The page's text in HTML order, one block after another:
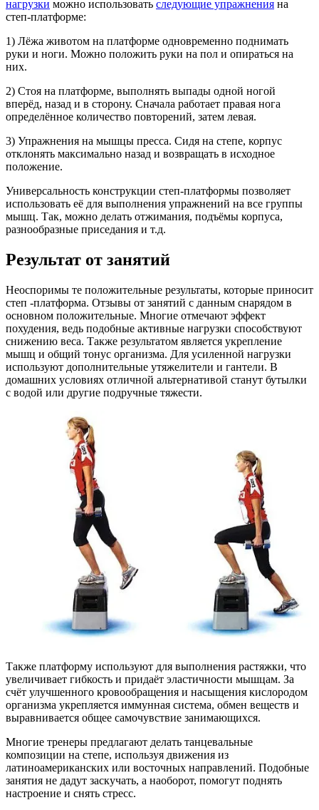
нагрузки можно использовать следующие упражнения на
степ-платформе:
1) Лёжа животом на платформе одновременно поднимать
руки и ноги. Можно положить руки на пол и опираться на
них.
2) Стоя на платформе, выполнять выпады одной ногой
вперёд, назад и в сторону. Сначала работает правая нога
определённое количество повторений, затем левая.
3) Упражнения на мышцы пресса. Сидя на степе, корпус
отклонять максимально назад и возвращать в исходное
положение.
Универсальность конструкции степ-платформы позволяет
использовать её для выполнения упражнений на все группы
мышц. Так, можно делать отжимания, подъёмы корпуса,
разнообразные приседания и т.д.
Результат от занятий
Неоспоримы те положительные результаты, которые приносит
степ -платформа. Отзывы от занятий с данным снарядом в
основном положительные. Многие отмечают эффект
похудения, ведь подобные активные нагрузки способствуют
снижению веса. Также результатом является укрепление
мышц и общий тонус организма. Для усиленной нагрузки
используют дополнительные утяжелители и гантели. В
домашних условиях отличной альтернативой станут бутылки
с водой или другие подручные тяжести.
Также платформу используют для выполнения растяжки, что
увеличивает гибкость и придаёт эластичности мышцам. За
счёт улучшенного кровообращения и насыщения кислородом
организма укрепляется иммунная система, обмен веществ и
выравнивается общее самочувствие занимающихся.
Многие тренеры предлагают делать танцевальные
композиции на степе, используя движения из
латиноамериканских или восточных направлений. Подобные
занятия не дадут заскучать, а наоборот, помогут поднять
настроение и снять стресс.